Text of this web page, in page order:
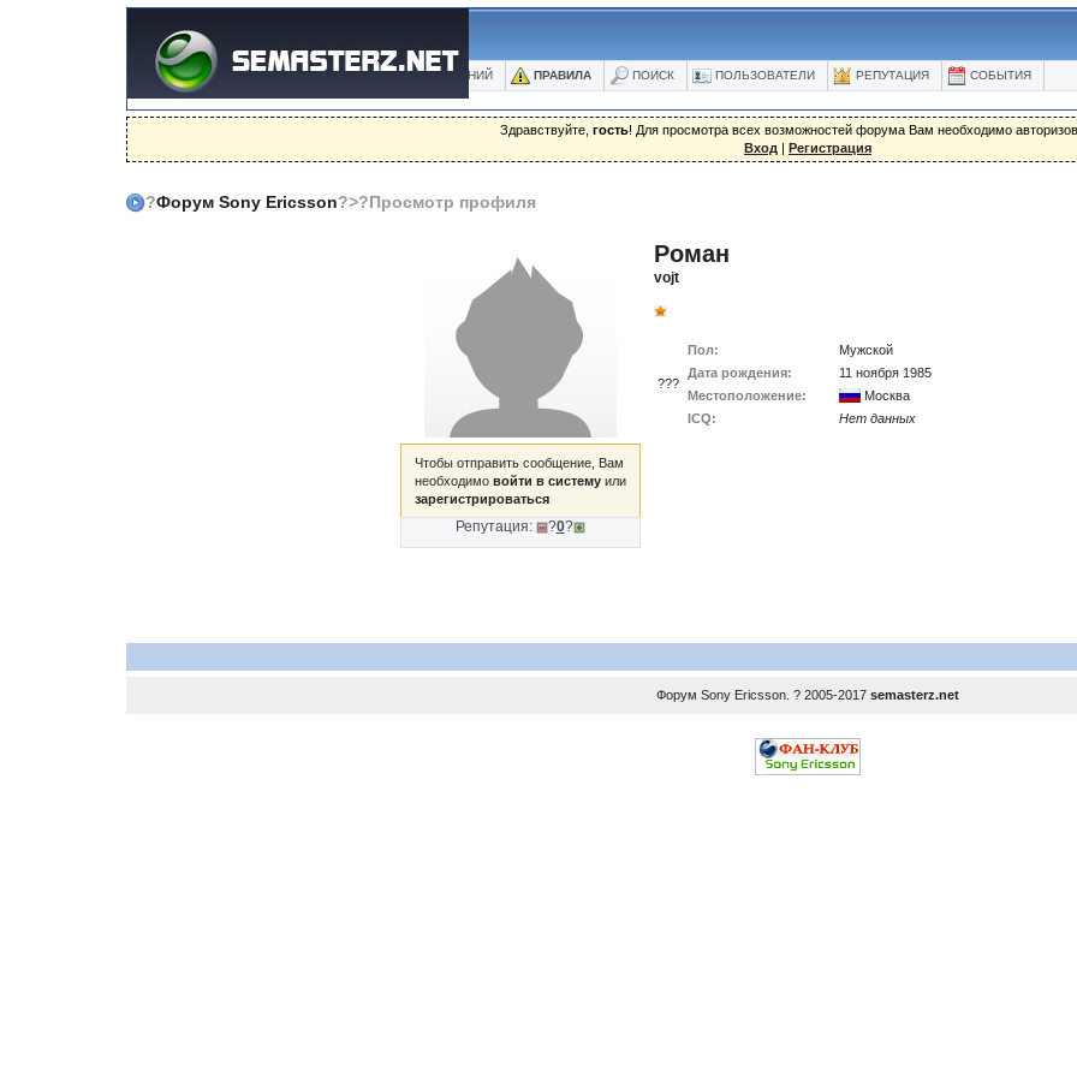
ФОРУМ БЛОГИ ФОТО БАЗА ЗНАНИЙ ПРАВИЛА ПОИСК ПОЛЬЗОВАТЕЛИ РЕПУТАЦИЯ СОБЫТИЯ
Здравствуйте, гость! Для просмотра всех возможностей форума Вам необходимо
Вход | Регистрация
?Форум Sony Ericsson?>?Просмотр профиля
Чтобы отправить сообщение, Вам
необходимо войти в системуили
зарегистрироваться
Репутация: ?0?
Роман
vojt
???
Пол:
Мужской
Дата рождения:
11 ноября 1985
Местоположение:
Москва
ICQ:
Нет данных
Форум Sony Ericsson . ? 2005-2017 semasterz.net